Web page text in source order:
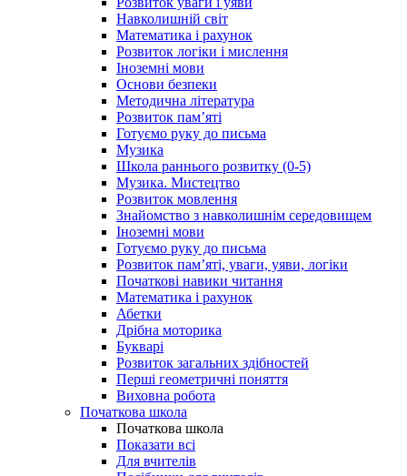
Навколишній світ
Математика і рахунок
Розвиток логіки і мислення
Іноземні мови
Основи безпеки
Методична література
Розвиток пам’яті
Готуємо руку до письма
Музика
Школа раннього розвитку (0-5)
Музика. Мистецтво
Розвиток мовлення
Знайомство з навколишнім середовищем
Іноземні мови
Готуємо руку до письма
Розвиток пам’яті, уваги, уяви, логіки
Початкові навики читання
Математика і рахунок
Абетки
Дрібна моторика
Букварі
Розвиток загальних здібностей
Перші геометричні поняття
Виховна робота
Початкова школа
Початкова школа
Показати всі
Для вчителів